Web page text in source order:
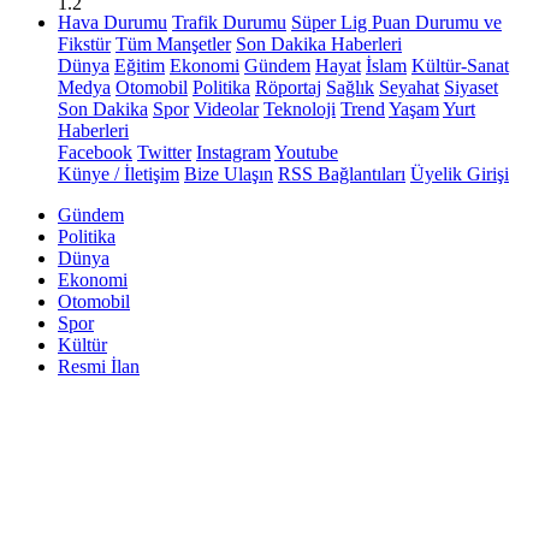
Hava Durumu Trafik Durumu Süper Lig Puan Durumu ve
Fikstür Tüm Manşetler Son Dakika Haberleri
Dünya Eğitim Ekonomi Gündem Hayat İslam Kültür-Sanat
Medya Otomobil Politika Röportaj Sağlık Seyahat Siyaset
Son Dakika Spor Videolar Teknoloji Trend YaşamYurt
Haberleri
Facebook Twitter InstagramYoutube
Künye / İletişim Bize Ulaşın RSS Bağlantıları Üyelik Girişi
Gündem
Politika
Dünya
Ekonomi
Otomobil
Spor
Kültür
Resmi İlan